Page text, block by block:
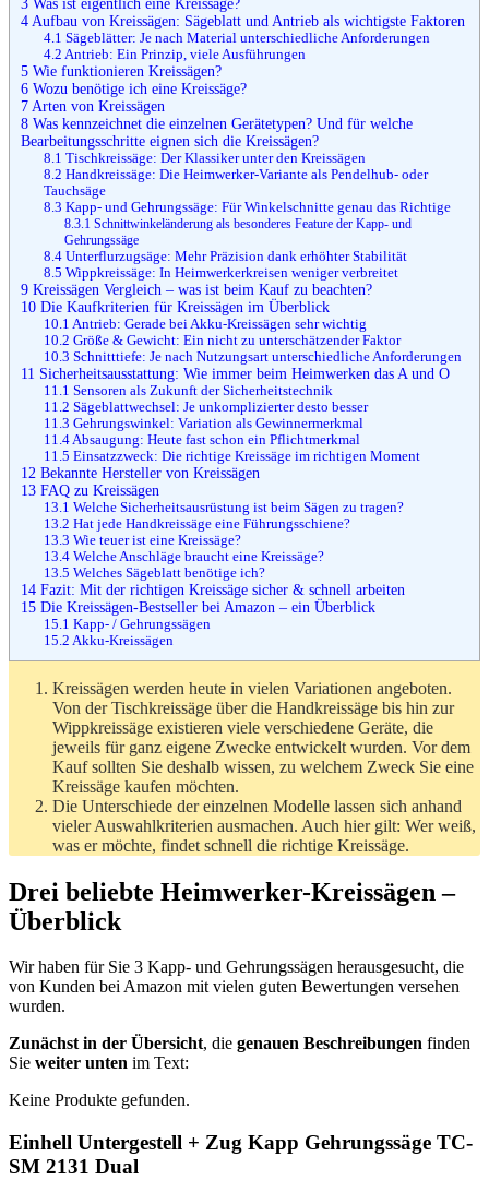
3 Was ist eigentlich eine Kreissäge?
4 Aufbau von Kreissägen: Sägeblatt und Antrieb als wichtigste Faktoren
4.1 Sägeblätter: Je nach Material unterschiedliche Anforderungen
4.2 Antrieb: Ein Prinzip, viele Ausführungen
5 Wie funktionieren Kreissägen?
6 Wozu benötige ich eine Kreissäge?
7 Arten von Kreissägen
8 Was kennzeichnet die einzelnen Gerätetypen? Und für welche
Bearbeitungsschritte eignen sich die Kreissägen?
8.1 Tischkreissäge: Der Klassiker unter den Kreissägen
8.2 Handkreissäge: Die Heimwerker-Variante als Pendelhub- oder
Tauchsäge
8.3 Kapp- und Gehrungssäge: Für Winkelschnitte genau das Richtige
8.3.1 Schnittwinkeländerung als besonderes Feature der Kapp- und
Gehrungssäge
8.4Unterflurzugsäge: Mehr Präzision dank erhöhter Stabilität
8.5 Wippkreissäge: In Heimwerkerkreisen weniger verbreitet
9 Kreissägen Vergleich – was ist beim Kauf zu beachten?
10 Die Kaufkriterien für Kreissägen im Überblick
10.1 Antrieb: Gerade bei Akku-Kreissägen sehr wichtig
10.2 Größe & Gewicht: Ein nicht zu unterschätzender Faktor
10.3 Schnitttiefe: Je nach Nutzungsart unterschiedliche Anforderungen
11 Sicherheitsausstattung: Wie immer beim Heimwerken das A und O
11.1 Sensoren als Zukunft der Sicherheitstechnik
11.2 Sägeblattwechsel: Je unkomplizierter desto besser
11.3 Gehrungswinkel: Variation als Gewinnermerkmal
11.4Absaugung: Heute fast schon ein Pflichtmerkmal
11.5 Einsatzzweck: Die richtige Kreissäge im richtigen Moment
12 Bekannte Hersteller von Kreissägen
13 FAQ zu Kreissägen
13.1 Welche Sicherheitsausrüstung ist beim Sägen zu tragen?
13.2 Hat jede Handkreissäge eine Führungsschiene?
13.3 Wie teuer ist eine Kreissäge?
13.4Welche Anschläge braucht eine Kreissäge?
13.5 Welches Sägeblatt benötige ich?
14 Fazit: Mit der richtigen Kreissäge sicher & schnell arbeiten
15 Die Kreissägen-Bestseller bei Amazon – ein Überblick
15.1 Kapp- / Gehrungssägen
15.2 Akku-Kreissägen
Kreissägen werden heute in vielen Variationen angeboten.
Von der Tischkreissäge über die Handkreissäge bis hin zur
Wippkreissäge existieren viele verschiedene Geräte, die
jeweils für ganz eigene Zwecke entwickelt wurden. Vor dem
Kauf sollten Sie deshalb wissen, zu welchem Zweck Sie eine
Kreissäge kaufen möchten.
Die Unterschiede der einzelnen Modelle lassen sich anhand
vieler Auswahlkriterien ausmachen. Auch hier gilt: Wer weiß,
was er möchte, findet schnell die richtige Kreissäge.
Drei beliebte Heimwerker-Kreissägen –
Überblick
Wir haben für Sie 3 Kapp- und Gehrungssägen herausgesucht, die
von Kunden bei Amazon mit vielen guten Bewertungen versehen
wurden.
Zunächst in der Übersicht, die genauen Beschreibungen finden
Sie weiter unten im Text:
Keine Produkte gefunden.
Einhell Untergestell + Zug Kapp Gehrungssäge TC-
SM 2131 Dual